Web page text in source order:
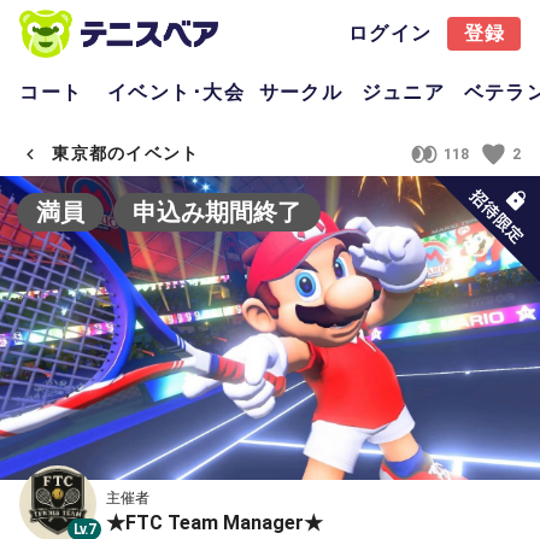
ログイン 登録
コート イベント･大会 サークル ジュニア ベテラ
東京都のイベント 118 2
満員 申込み期間終了
Lv.7
主催者
★FTC Team Manager★